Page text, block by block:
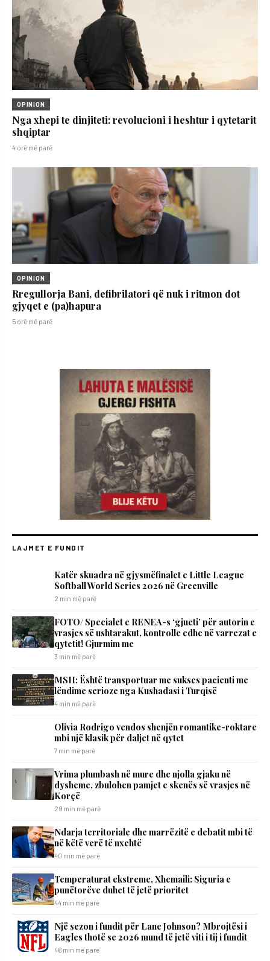
OPINION
Nga xhepi te dinjiteti: revolucioni i heshtur i qytetarit
shqiptar
4 orë më parë
OPINION
Rregullorja Bani, defibrilatori që nuk i ritmon dot
gjyqet e (pa)hapura
5 orë më parë
LAJMET E FUNDIT
Katër skuadra në gjysmëfinalet e Little League
Softball World Series 2026 në Greenville
2 min më parë
FOTO/ Specialet e RENEA-s ‘gjueti’ për autorin e
vrasjes së ushtarakut, kontrolle edhe në varrezat e
qytetit! Gjurmim me
3 min më parë
MSH: Është transportuar me sukses pacienti me
lëndime serioze nga Kushadasi i Turqisë
4 min më parë
Olivia Rodrigo vendos shenjën romantike-roktare
mbi një klasik për daljet në qytet
7 min më parë
Vrima plumbash në mure dhe njolla gjaku në
dysheme, zbulohen pamjet e skenës së vrasjes në
Korçë
29 min më parë
Ndarja territoriale dhe marrëzitë e debatit mbi të
në këtë verë të nxehtë
40 min më parë
Temperaturat ekstreme, Xhemaili: Siguria e
punëtorëve duhet të jetë prioritet
44 min më parë
Një sezon i fundit për Lane Johnson? Mbrojtësi i
Eagles thotë se 2026 mund të jetë viti i tij i fundit
46 min më parë